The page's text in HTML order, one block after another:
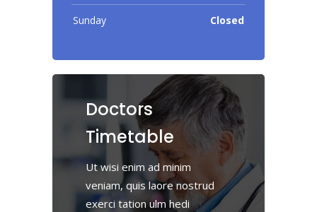
Sunday Closed
Doctors
Timetable
Ut wisi enim ad minim
veniam, quis laore nostrud
exerci tation ulm hedi